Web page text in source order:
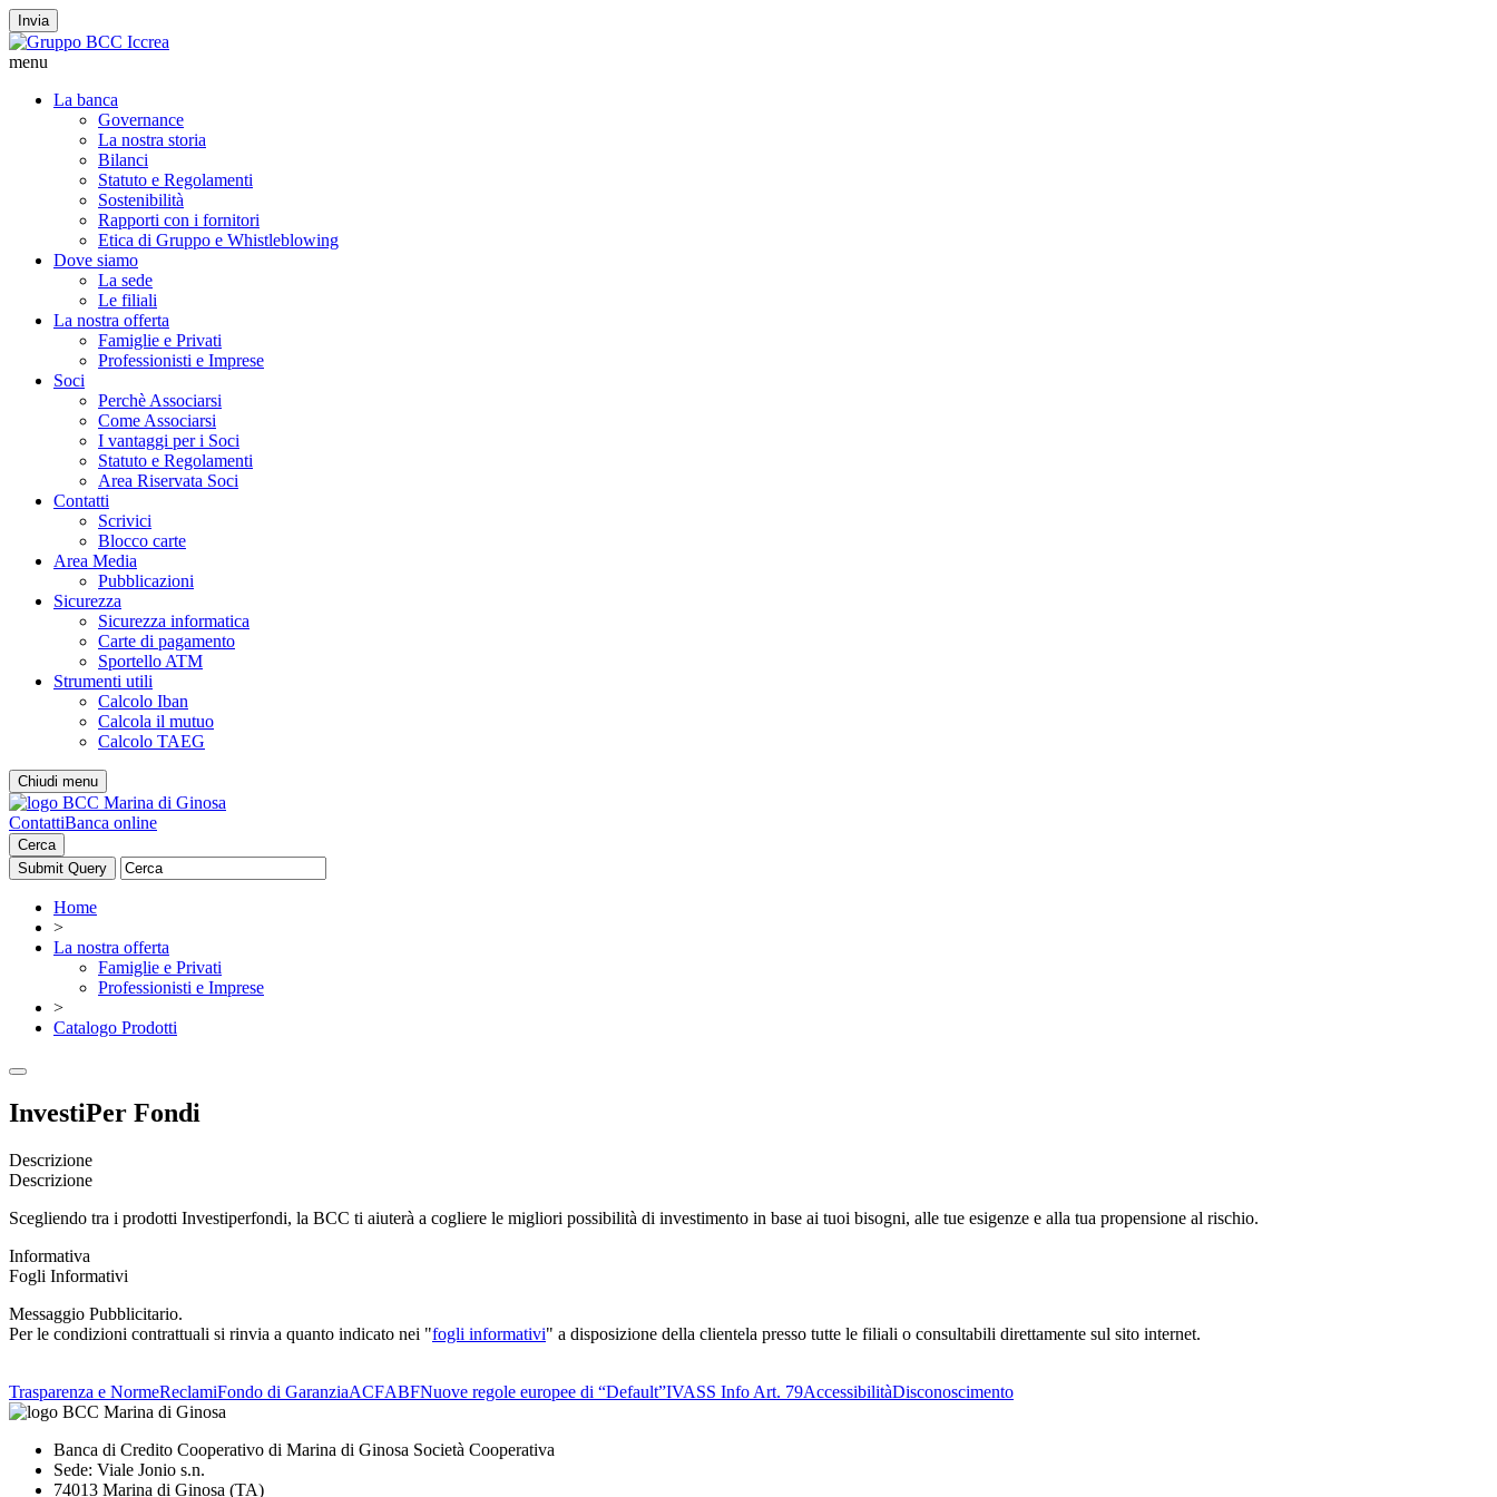
Invia
menu
La banca
Governance
La nostra storia
Bilanci
Statuto e Regolamenti
Sostenibilità
Rapporti con i fornitori
Etica di Gruppo e Whistleblowing
Dove siamo
La sede
Le filiali
La nostra offerta
Famiglie e Privati
Professionisti e Imprese
Soci
Perchè Associarsi
Come Associarsi
I vantaggi per i Soci
Statuto e Regolamenti
Area Riservata Soci
Contatti
Scrivici
Blocco carte
Area Media
Pubblicazioni
Sicurezza
Sicurezza informatica
Carte di pagamento
Sportello ATM
Strumenti utili
Calcolo Iban
Calcola il mutuo
Calcolo TAEG
Chiudi menu
ContattiBanca online
Cerca
Home
>
La nostra offerta
Famiglie e Privati
Professionisti e Imprese
>
Catalogo Prodotti
InvestiPer Fondi
Descrizione
Descrizione
Scegliendo tra i prodotti Investiperfondi, la BCC ti aiuterà a cogliere le migliori possibilità di investimento in base ai tuoi bisogni, alle tue esigenze e alla tua propensione al rischio.
Informativa
Fogli Informativi
Messaggio Pubblicitario.
Per le condizioni contrattuali si rinvia a quanto indicato nei "fogli informativi" a disposizione della clientela presso tutte le filiali o consultabili direttamente sul sito internet.
Trasparenza e NormeReclamiFondo di GaranziaACFABFNuove regole europee di “Default”IVASS Info Art. 79AccessibilitàDisconoscimento
Banca di Credito Cooperativo di Marina di Ginosa Società Cooperativa
Sede: Viale Jonio s.n.
74013 Marina di Ginosa (TA)